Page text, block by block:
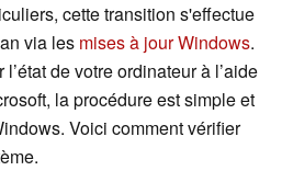
cette transition s'effectue
via les mises à jour Windows.
de votre ordinateur à l’aide
la procédure est simple et
Voici comment vérifier